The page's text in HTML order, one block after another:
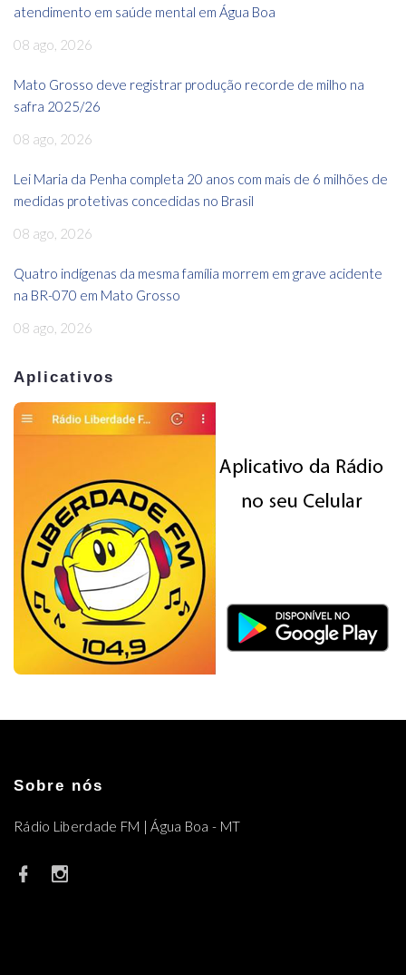
atendimento em saúde mental em Água Boa
08 ago, 2026
Mato Grosso deve registrar produção recorde de milho na
safra 2025/26
08 ago, 2026
Lei Maria da Penha completa 20 anos com mais de 6 milhões de
medidas protetivas concedidas no Brasil
08 ago, 2026
Quatro indígenas da mesma família morrem em grave acidente
na BR-070 em Mato Grosso
08 ago, 2026
Aplicativos
Sobre nós
Rádio Liberdade FM | Água Boa - MT